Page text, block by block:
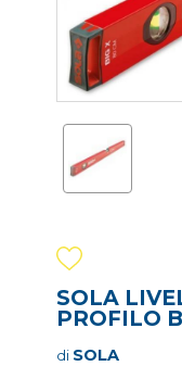
SOLA
PROFILO
di SOLA